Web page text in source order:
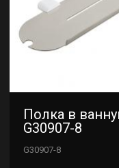
Полка в
G30907-8
G30907-8